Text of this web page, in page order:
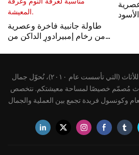
طاولة جانبية فاخرة وعصرية
من رخام إمبيرادور الداكن من
في شركة جيانغمن تشونفو للأثاث (التي تأسست عام ٢٠١٠)، نُحوّل جمال
أثاث مُصمّم خصيصًا لمساحة معيشتكم. نتخصص